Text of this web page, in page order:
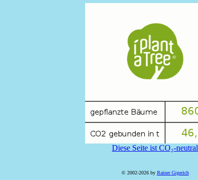
Diese Seite ist CO₂-neutral
© 2002-2026 by Rainer Gigerich